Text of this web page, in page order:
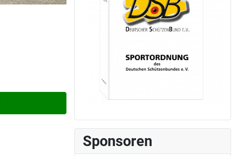
Sponsoren